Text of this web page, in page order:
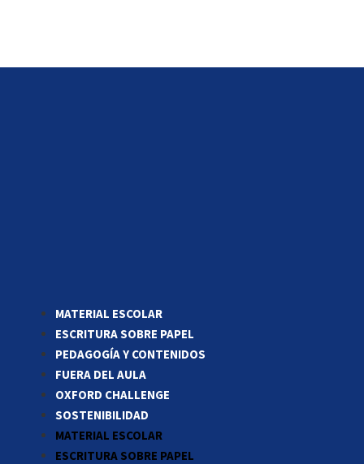
MATERIAL ESCOLAR
ESCRITURA SOBRE PAPEL
PEDAGOGÍA Y CONTENIDOS
FUERA DEL AULA
OXFORD CHALLENGE
SOSTENIBILIDAD
MATERIAL ESCOLAR
ESCRITURA SOBRE PAPEL